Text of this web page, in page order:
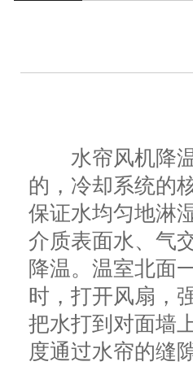
水帘风机降温
的，冷却系统的
保证水均匀地淋
介质表面水、气
降温。温室北面
时，打开风扇，
把水打到对面墙
度通过水帘的缝